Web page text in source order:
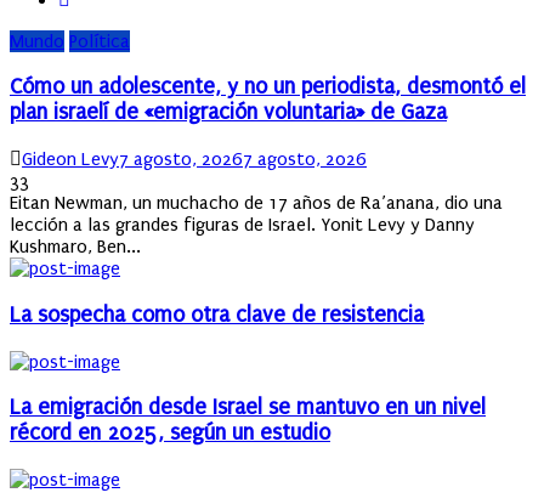
Mundo Política
Cómo un adolescente, y no un periodista, desmontó el
plan israelí de «emigración voluntaria» de Gaza
Author
Gideon LevyPosted
7 agosto, 20267 agosto, 2026
33
Eitan Newman, un muchacho de 17 años de Ra’anana, dio una
lección a las grandes figuras de Israel. Yonit Levy y Danny
Kushmaro, Ben...
La sospecha como otra clave de resistencia
La emigración desde Israel se mantuvo en un nivel
récord en 2025, según un estudio